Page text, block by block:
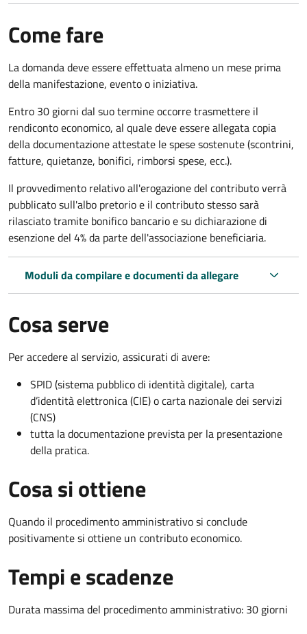
Come fare
La domanda deve essere effettuata almeno un mese prima
della manifestazione, evento o iniziativa.
Entro 30 giorni dal suo termine occorre trasmettere il
rendiconto economico, al quale deve essere allegata copia
della documentazione attestate le spese sostenute (scontrini,
fatture, quietanze, bonifici, rimborsi spese, ecc.).
Il provvedimento relativo all'erogazione del contributo verrà
pubblicatosull'albo pretorio e il contributo stesso sarà
rilasciato tramite bonifico bancario e su dichiarazione di
esenzione del 4% da parte dell'associazione beneficiaria.
Moduli da compilare e documenti da allegare
Cosa serve
Per accedere al servizio, assicurati di avere:
SPID (sistema pubblico di identità digitale), carta
d’identità elettronica (CIE) o carta nazionale dei servizi
(CNS)
tutta la documentazione prevista per la presentazione
della pratica.
Cosa si ottiene
Quando il procedimento amministrativo si conclude
positivamente si ottiene un contributo economico.
Tempi e scadenze
Durata massima del procedimento amministrativo: 30 giorni